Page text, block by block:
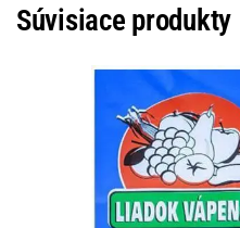
Súvisiace produkty